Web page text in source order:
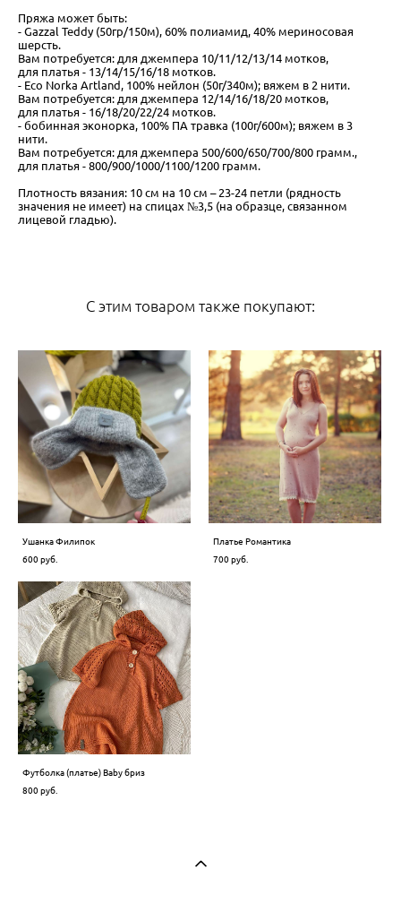
Пряжа может быть:
- Gazzal Teddy (50гр/150м), 60% полиамид, 40% мериносовая
шерсть.
Вам потребуется: для джемпера 10/11/12/13/14 мотков,
для платья - 13/14/15/16/18 мотков.
- Eco Norka Artland, 100% нейлон (50г/340м); вяжем в 2 нити.
Вам потребуется: для джемпера 12/14/16/18/20 мотков,
для платья - 16/18/20/22/24 мотков.
- бобинная эконорка, 100% ПА травка (100г/600м); вяжем в 3
нити.
Вам потребуется: для джемпера 500/600/650/700/800 грамм.,
для платья - 800/900/1000/1100/1200 грамм.
Плотность вязания: 10 см на 10 см – 23-24 петли (рядность
значения не имеет) на спицах №3,5 (на образце, связанном
лицевой гладью).
С этим товаром также покупают:
Ушанка Филипок
600 pуб.
Платье Романтика
700 pуб.
Футболка (платье) Baby бриз
800 pуб.